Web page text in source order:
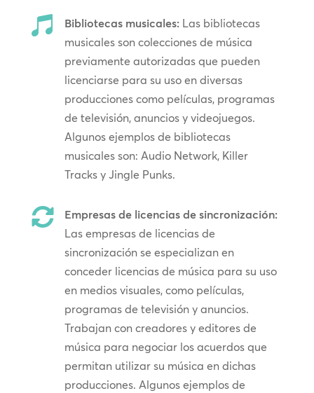
 Bibliotecas musicales:Las bibliotecas
musicales son colecciones de música
previamente autorizadas que pueden
licenciarse para su uso en diversas
producciones como películas, programas
de televisión, anuncios y videojuegos.
Algunos ejemplos de bibliotecas
musicales son: Audio Network, Killer
Tracks y Jingle Punks.

Empresas de licencias de sincronización:
Las empresas de licencias de
sincronización se especializan en
conceder licencias de música para su uso
en medios visuales, como películas,
programas de televisión y anuncios.
Trabajan con creadores y editores de
música para negociar los acuerdos que
permitan utilizar su música en dichas
producciones. Algunos ejemplos de